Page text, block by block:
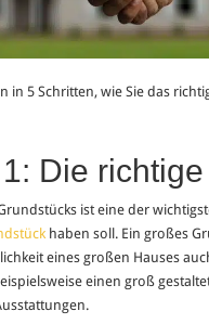
in 5 Schritten, wie Sie das
Die
ist eine der
haben soll. Ein großes
eines großen Hauses
einen groß